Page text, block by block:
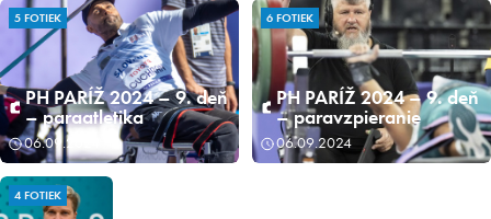
5 FOTIEK
PH PARÍŽ 2024 – 9. deň
– paraatletika
06.09.2024
6 FOTIEK
PH PARÍŽ 2024 – 9. deň
– paravzpieranie
06.09.2024
4 FOTIEK